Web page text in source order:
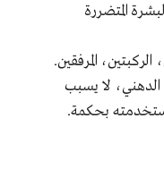
المتضررة
المرفقين.
الدهني، لا يسبب
استخدمته بحكمة.